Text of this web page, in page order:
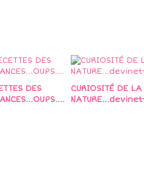
DES
CURIOSITÉ DE LA